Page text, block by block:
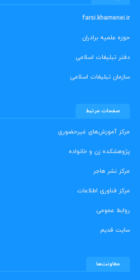
farsi.khamenei.ir
حوزه علمیه برادران
دفتر تبلیغات اسلامی
سازمان تبلیغات اسلامی
صفحات مرتبط
مرکز آموزش‌های غیرحضوری
پژوهشکده زن و خانواده
مرکز نشر هاجر
مرکز فناوری اطلاعات
روابط عمومی
سایت قدیم
معاونت‌ها